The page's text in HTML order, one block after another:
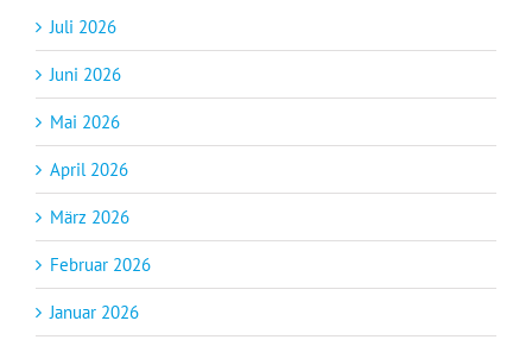
Juli 2026
Juni 2026
Mai 2026
April 2026
März 2026
Februar 2026
Januar 2026